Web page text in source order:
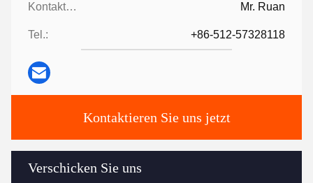
Kontaktpersonen: Mr. Ruan
Tel.: +86-512-57328118
Kontaktieren Sie uns jetzt
Verschicken Sie uns